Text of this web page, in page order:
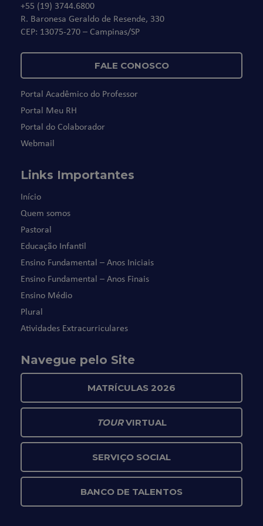
+55 (19) 3744.6800
R. Baronesa Geraldo de Resende, 330
CEP: 13075-270 – Campinas/SP
FALE CONOSCO
Portal Acadêmico do Professor
Portal Meu RH
Portal do Colaborador
Webmail
Links Importantes
Início
Quem somos
Pastoral
Educação Infantil
Ensino Fundamental – Anos Iniciais
Ensino Fundamental – Anos Finais
Ensino Médio
Plural
Atividades Extracurriculares
Navegue pelo Site
MATRÍCULAS 2026
TOURVIRTUAL
SERVIÇO SOCIAL
BANCO DE TALENTOS